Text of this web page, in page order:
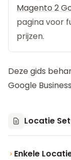
Magento 2
pagina voor
prijzen.
Deze gids
Google
Locatie
Enkele